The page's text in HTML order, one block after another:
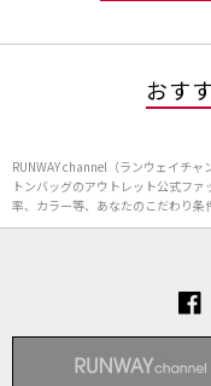
おす
RUNWAY channel（ランウェイチ
トンバッグのアウトレット公式フ
率、カラー等、あなたのこだわり条